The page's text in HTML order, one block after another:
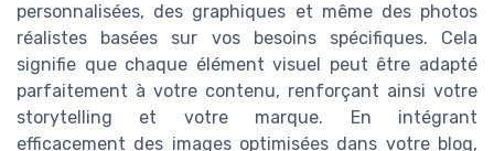
personnalisées, des graphiques et même des photos
réalistes basées sur vos besoins spécifiques. Cela
signifie que chaque élément visuel peut être adapté
parfaitement à votre contenu, renforçant ainsi votre
storytelling et votre marque. En intégrant
efficacement des images optimisées dans votre blog,